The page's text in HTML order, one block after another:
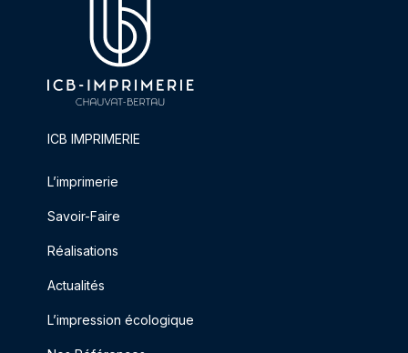
ICB IMPRIMERIE
L’imprimerie
Savoir-Faire
Réalisations
Actualités
L’impression écologique